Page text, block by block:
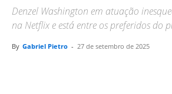
Denzel Washington em atuação
na Netflix e está entre os preferidos do
By Gabriel Pietro - 27 de setembro de 2025